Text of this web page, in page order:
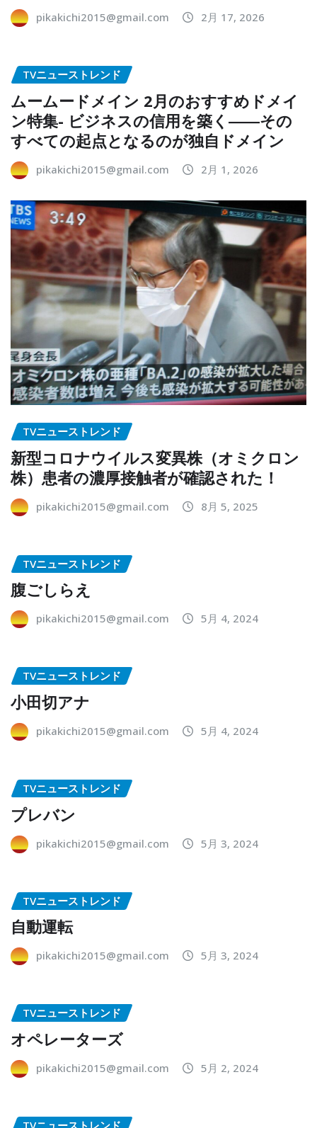
pikakichi2015@gmail.com 2月 17, 2026
TVニューストレンド
ムームードメイン 2月のおすすめドメイ
ン特集- ビジネスの信用を築く――その
すべての起点となるのが独自ドメイン
pikakichi2015@gmail.com 2月 1, 2026
TVニューストレンド
新型コロナウイルス変異株（オミクロン
株）患者の濃厚接触者が確認された！
pikakichi2015@gmail.com 8月 5, 2025
TVニューストレンド
腹ごしらえ
pikakichi2015@gmail.com 5月 4, 2024
TVニューストレンド
小田切アナ
pikakichi2015@gmail.com 5月 4, 2024
TVニューストレンド
プレバン
pikakichi2015@gmail.com 5月 3, 2024
TVニューストレンド
自動運転
pikakichi2015@gmail.com 5月 3, 2024
TVニューストレンド
オペレーターズ
pikakichi2015@gmail.com 5月 2, 2024
TVニューストレンド